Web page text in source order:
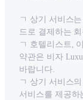
ㄱ 상기 서비스
드로 결제하는
ㄱ 호텔리스트,
약관은 비자
바랍니다.
ㄱ 상기 서비스
서비스를 제공하